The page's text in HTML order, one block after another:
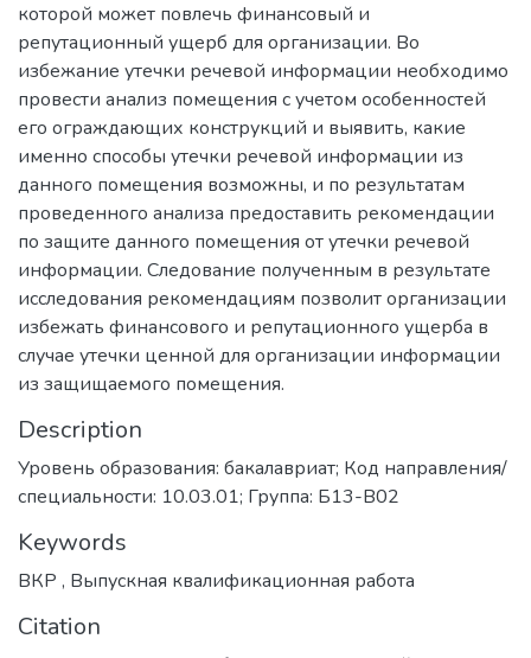
которой может повлечь финансовый и
репутационный ущерб для организации. Во
избежание утечки речевой информации необходимо
провести анализ помещения с учетом особенностей
его ограждающих конструкций и выявить, какие
именно способы утечки речевой информации из
данного помещения возможны, и по результатам
проведенного анализа предоставить рекомендации
по защите данного помещения от утечки речевой
информации. Следование полученным в результате
исследования рекомендациям позволит организации
избежать финансового и репутационного ущерба в
случае утечки ценной для организации информации
из защищаемого помещения.
Description
Уровень образования: бакалавриат; Код направления/
специальности: 10.03.01; Группа: Б13-В02
Keywords
ВКР , Выпускная квалификационная работа
Citation